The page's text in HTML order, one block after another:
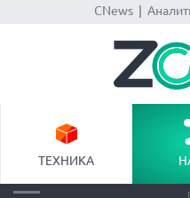
CNews|
ТЕХНИКА